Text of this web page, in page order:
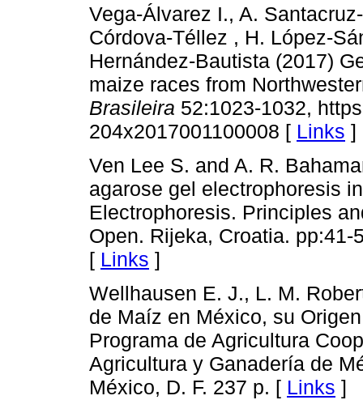
Vega-Álvarez I., A.
Córdova-Téllez , H. López-
Hernández-Bautista (2017)
maize races from
Brasileira 52:1023-1032,
204x2017001100008 [ Links ]
Ven Lee S. and A. R.
agarose gel electrophoresis
Electrophoresis. Principles
Open. Rijeka, Croatia.
[ Links ]
Wellhausen E. J., L. M.
de Maíz en México, su
Programa de Agricultura
Agricultura y Ganadería de
México, D. F. 237 p. [ Links ]